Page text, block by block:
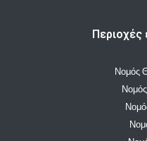
Περιοχές
Νομός